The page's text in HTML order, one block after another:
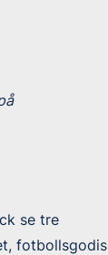
se tre
fotbollsgodis